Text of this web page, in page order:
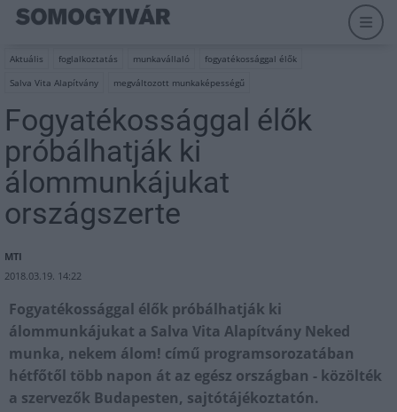
Aktuális foglalkoztatás munkavállaló
fogyatékossággal élők
Salva Vita Alapítvány
megváltozott munkaképességű
Fogyatékossággal élők
próbálhatják ki
álommunkájukat
országszerte
MTI
2018.03.19. 14:22
Fogyatékossággal élők próbálhatják ki
álommunkájukat a Salva Vita Alapítvány Neked
munka, nekem álom! című programsorozatában
hétfőtől több napon át az egész országban - közölték
a szervezők Budapesten, sajtótájékoztatón.